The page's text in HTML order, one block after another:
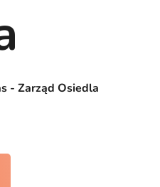
- Zarząd Osiedla